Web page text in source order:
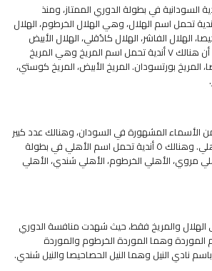
السودانية في بطولة الدوري الممتاز، ومنذ
الدوري هنالك ٧ أندية تحمل اسم الهلال، وهي الهلال الخرطوم، الهلال
الهلال الفاشر، الهلال كادُقلي، الهلال الأبيض
وأخيراً الهلال المناقل، كما أن هنالك ٧ أندية تحمل اسم المريخ وهي المريخ
المريخ بورتسودان. المريخ الأبيض، المريخ كوستي،
الأسماء المشهورة في السودان، وهنالك عدد كبير
من الأندية تحمل اسم الأهلي. وهنالك ٥ أندية تحمل اسم الأهلي في بطولة
مروي، الأهلي الخرطوم، الأهلي شندي، الأهلي
الهلال والمريخ فقط، حيث شهدت منافسة الدوري
الموردة وهما الموردة الخرطوم والموردة
نادي النيل وهما النيل الحصاحيصا والنيل شندي.